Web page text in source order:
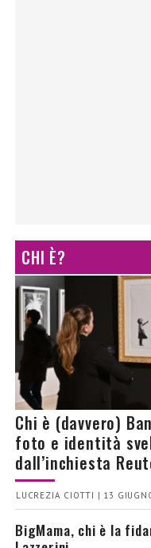
CHI È?
Chi è (davvero)
foto e identità
dall’inchiesta
LUCREZIA CIOTTI | 13
BigMama, chi è la